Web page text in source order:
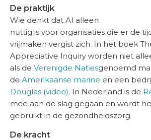
De praktijk
Wie denkt dat AI alleen
nuttig is voor organisaties die er de
vrijmaken vergist zich. In het boek
Appreciative Inquiry worden niet
als de Verenigde Natiesgenoemd
de Amerikaanse marine en een
Douglas (video). In Nederland is de
mee aan de slag gegaan en wordt
gebruikt in de gezondheidszorg.
De kracht